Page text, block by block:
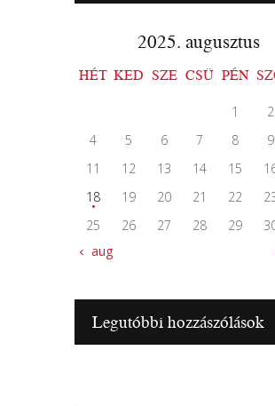
2025. augusztus
HÉT KED SZE CSÜ PÉN
1 2
4
5 6 7 8 9
11
12 13 14 15
18
19 20 21 22
25
26 27 28 29
« aug
Legutóbbi hozzászólások